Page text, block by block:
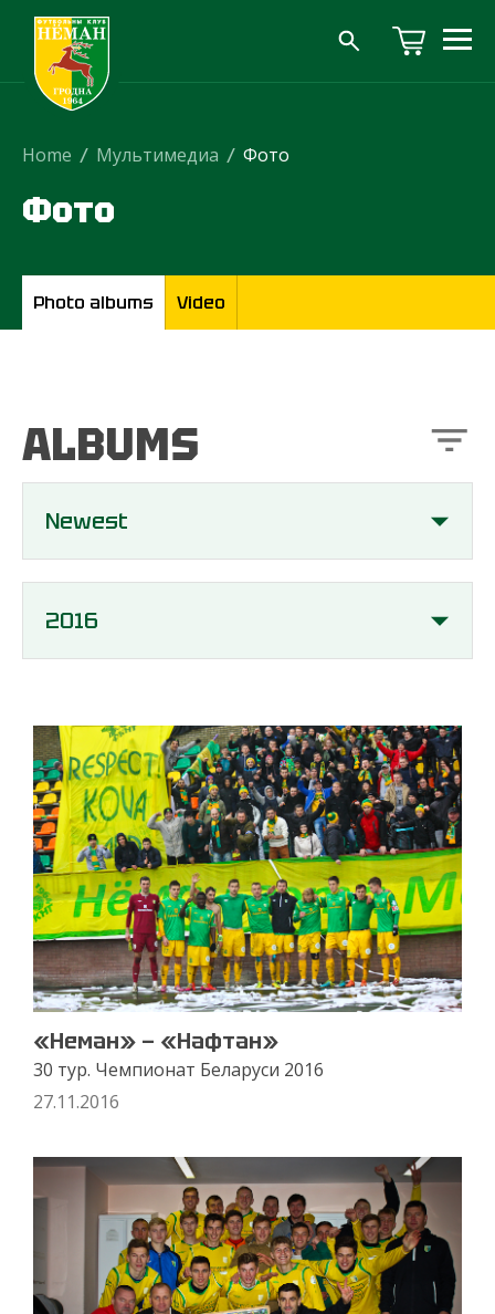
Home / Мультимедиа / Фото
Фото
Photo albums Video
ALBUMS
Newest
2016
«Неман» — «Нафтан»
30 тур. Чемпионат Беларуси 2016
27.11.2016